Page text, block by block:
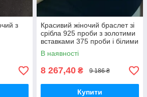
з
Красивий жіночий браслет зі
срібла 925 проби з золотими
вставками 375 проби і білими
фіанітами
В наявності
8 267,40 ₴ 9 186 ₴
Купити